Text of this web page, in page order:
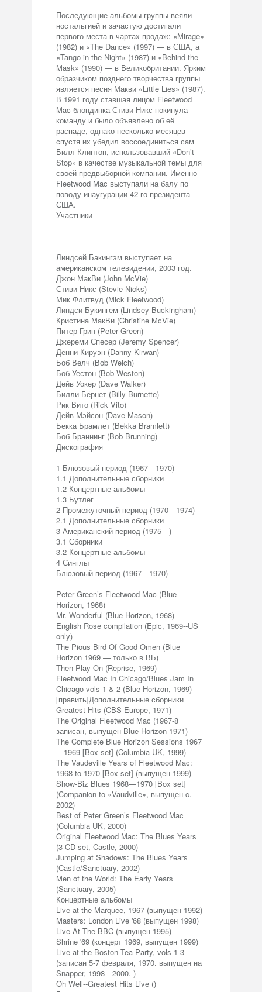
Последующие альбомы группы веяли
ностальгией и зачастую достигали
первого места в чартах продаж: «Mirage»
(1982) и «The Dance» (1997) — в США, а
«Tango in the Night» (1987) и «Behind the
Mask» (1990) — в Великобритании. Ярким
образчиком позднего творчества группы
является песня Макви «Little Lies» (1987).
В 1991 году ставшая лицом Fleetwood
Mac блондинка Стиви Никс покинула
команду и было объявлено об её
распаде, однако несколько месяцев
спустя их убедил воссоединиться сам
Билл Клинтон, использовавший «Don’t
Stop» в качестве музыкальной темы для
своей предвыборной компании. Именно
Fleetwood Mac выступали на балу по
поводу инаугурации 42-го президента
США.
Участники
Линдсей Бакингэм выступает на
американском телевидении, 2003 год.
Джон МакВи (John McVie)
Стиви Никс (Stevie Nicks)
Мик Флитвуд (Mick Fleetwood)
Линдси Букингем (Lindsey Buckingham)
Кристина МакВи (Christine McVie)
Питер Грин (Peter Green)
Джереми Спесер (Jeremy Spencer)
Денни Кируэн (Danny Kirwan)
Боб Велч (Bob Welch)
Боб Уестон (Bob Weston)
Дейв Уокер (Dave Walker)
Билли Бёрнет (Billy Burnette)
Рик Вито (Rick Vito)
Дейв Мэйсон (Dave Mason)
Бекка Брамлет (Bekka Bramlett)
Боб Браннинг (Bob Brunning)
Дискография
1 Блюзовый период (1967—1970)
1.1 Дополнительные сборники
1.2 Концертные альбомы
1.3 Бутлег
2 Промежуточный период (1970—1974)
2.1 Дополнительные сборники
3 Американский период (1975—)
3.1 Сборники
3.2 Концертные альбомы
4 Синглы
Блюзовый период (1967—1970)
Peter Green’s Fleetwood Mac (Blue
Horizon, 1968)
Mr. Wonderful (Blue Horizon, 1968)
English Rose compilation (Epic, 1969--US
only)
The Pious Bird Of Good Omen (Blue
Horizon 1969 — только в ВБ)
Then Play On (Reprise, 1969)
Fleetwood Mac In Chicago/Blues Jam In
Chicago vols 1 & 2 (Blue Horizon, 1969)
[править]Дополнительные сборники
Greatest Hits (CBS Europe, 1971)
The Original Fleetwood Mac (1967-8
записан, выпущен Blue Horizon 1971)
The Complete Blue Horizon Sessions 1967
—1969 [Box set] (Columbia UK, 1999)
The Vaudeville Years of Fleetwood Mac:
1968 to 1970 [Box set] (выпущен 1999)
Show-Biz Blues 1968—1970 [Box set]
(Companion to «Vaudville», выпущен c.
2002)
Best of Peter Green’s Fleetwood Mac
(Columbia UK, 2000)
Original Fleetwood Mac: The Blues Years
(3-CD set, Castle, 2000)
Jumping at Shadows: The Blues Years
(Castle/Sanctuary, 2002)
Men of the World: The Early Years
(Sanctuary, 2005)
Концертные альбомы
Live at the Marquee, 1967 (выпущен 1992)
Masters: London Live '68 (выпущен 1998)
Live At The BBC (выпущен 1995)
Shrine '69 (концерт 1969, выпущен 1999)
Live at the Boston Tea Party, vols 1-3
(записан 5-7 февраля, 1970. выпущен на
Snapper, 1998—2000. )
Oh Well--Greatest Hits Live ()